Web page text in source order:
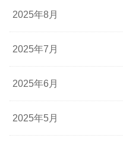
2025年8月
2025年7月
2025年6月
2025年5月